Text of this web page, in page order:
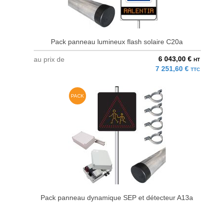
Pack panneau lumineux flash solaire C20a
au prix de 6 043,00 € HT
7 251,60 € TTC
PACK
Pack panneau dynamique SEP et détecteur A13a